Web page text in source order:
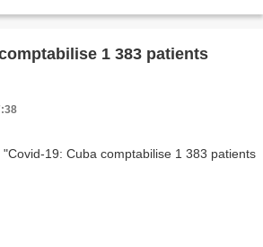
1 383 patients